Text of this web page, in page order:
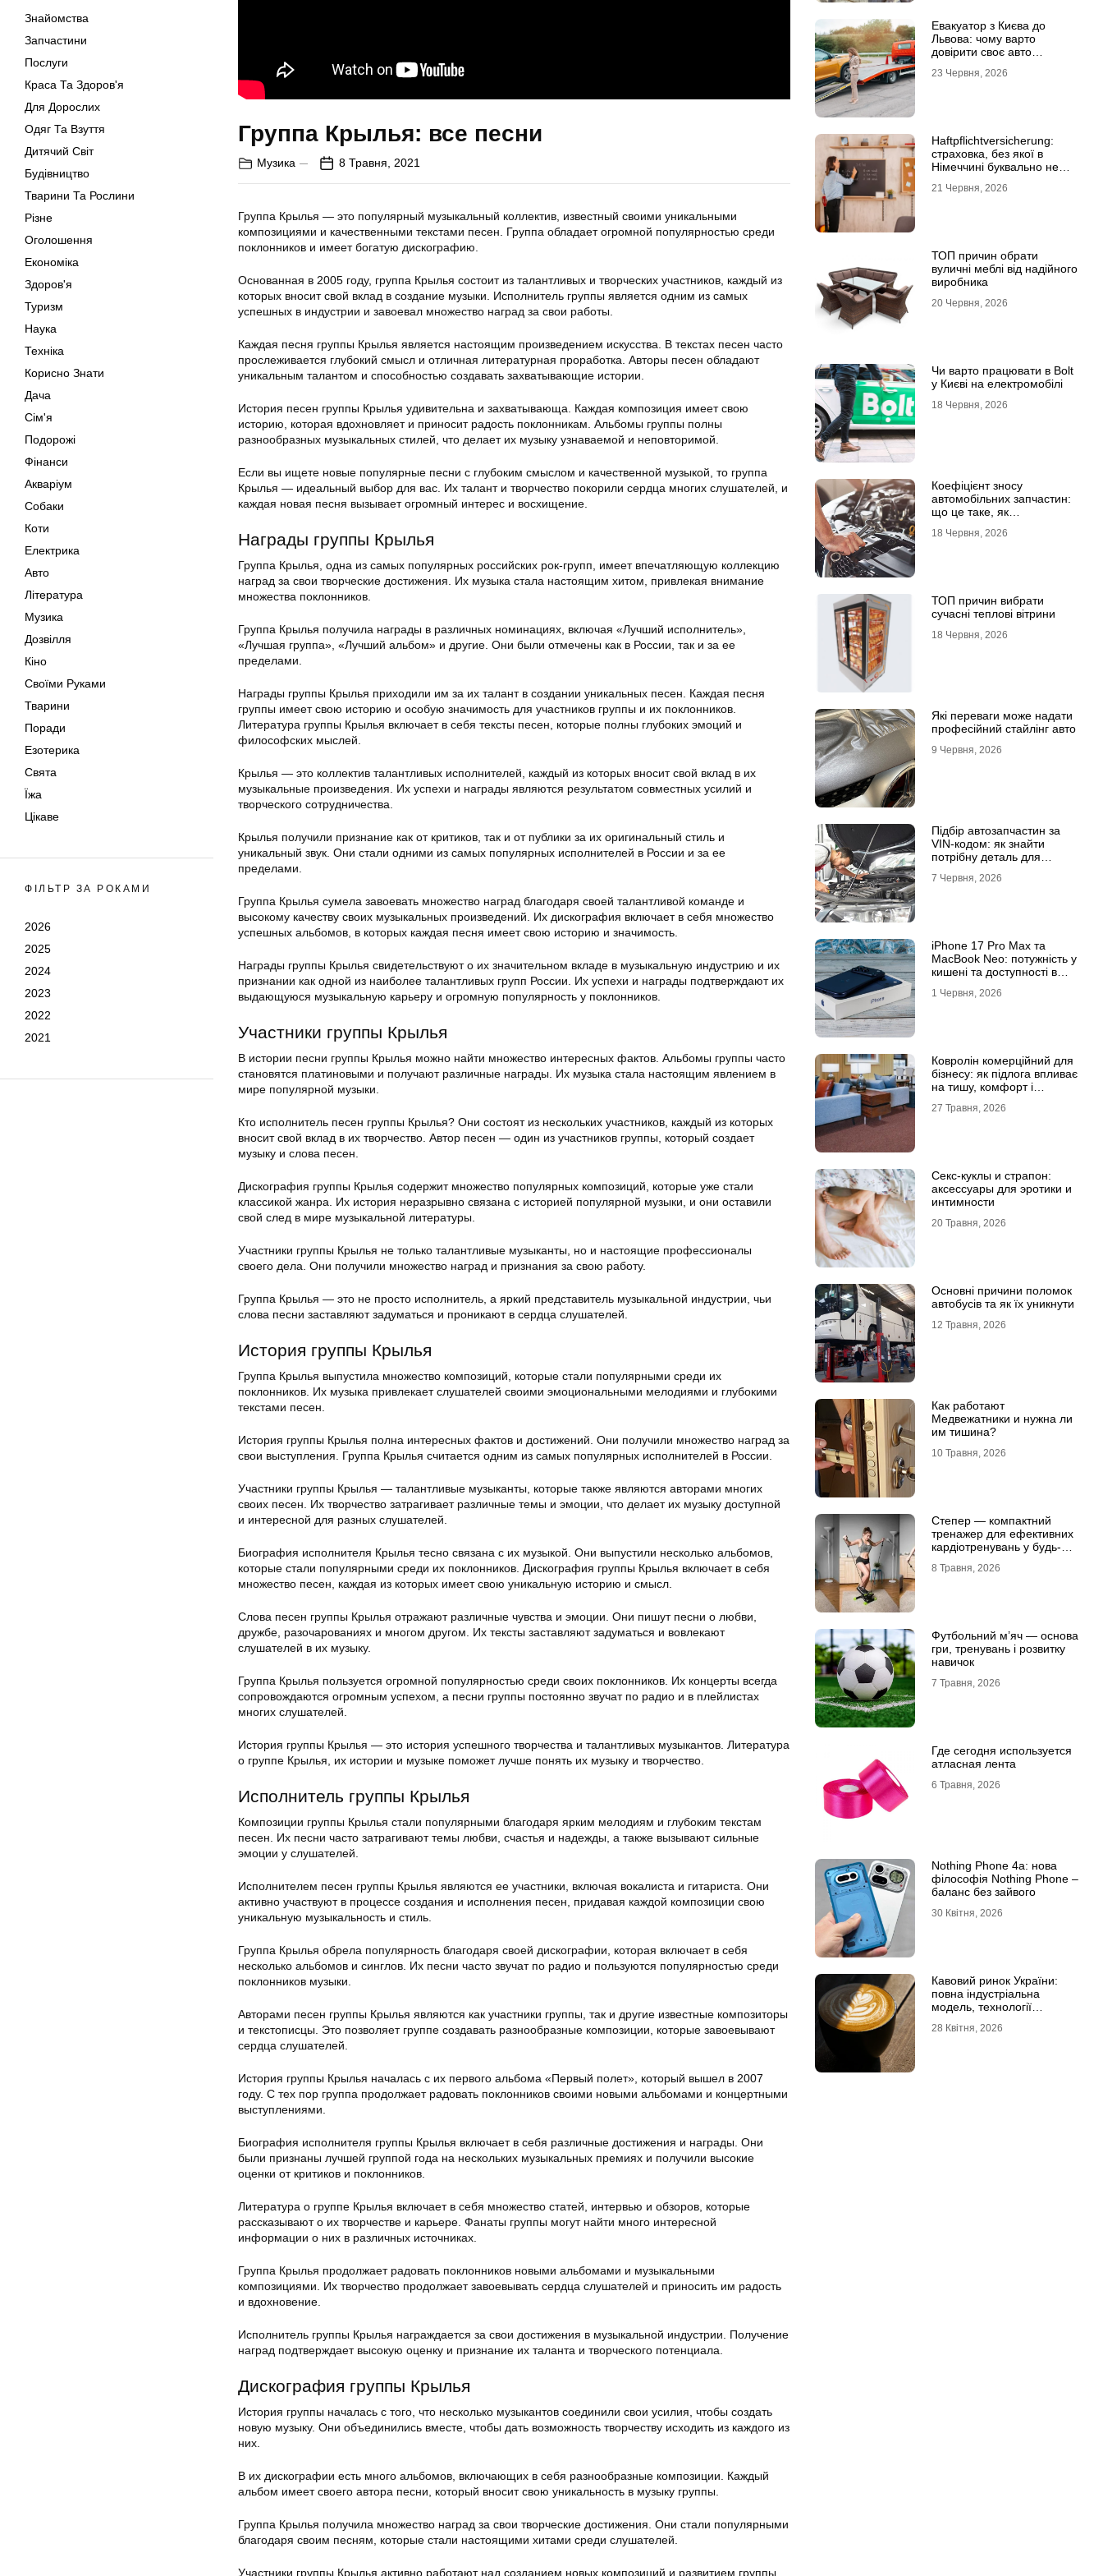
Знайомства
Запчастини
Послуги
Краса Та Здоров'я
Для Дорослих
Одяг Та Взуття
Дитячий Світ
Будівництво
Тварини Та Рослини
Різне
Оголошення
Економіка
Здоров'я
Туризм
Наука
Техніка
Корисно Знати
Дача
Сім'я
Подорожі
Фінанси
Акваріум
Собаки
Коти
Електрика
Авто
Література
Музика
Дозвілля
Кіно
Своїми Руками
Тварини
Поради
Езотерика
Свята
Їжа
Цікаве
ФІЛЬТР ЗА РОКАМИ
2026
2025
2024
2023
2022
2021
Группа Крылья: все песни
Музика 8 Травня, 2021
Группа Крылья — это популярный музыкальный коллектив, известный своими уникальными
композициями и качественными текстами песен. Группа обладает огромной популярностью среди
поклонников и имеет богатую дискографию.
Основанная в 2005 году, группа Крылья состоит из талантливых и творческих участников, каждый из
которых вносит свой вклад в создание музыки. Исполнитель группы является одним из самых
успешных в индустрии и завоевал множество наград за свои работы.
Каждая песня группы Крылья является настоящим произведением искусства. В текстах песен часто
прослеживается глубокий смысл и отличная литературная проработка. Авторы песен обладают
уникальным талантом и способностью создавать захватывающие истории.
История песен группы Крылья удивительна и захватывающа. Каждая композиция имеет свою
историю, которая вдохновляет и приносит радость поклонникам. Альбомы группы полны
разнообразных музыкальных стилей, что делает их музыку узнаваемой и неповторимой.
Если вы ищете новые популярные песни с глубоким смыслом и качественной музыкой, то группа
Крылья — идеальный выбор для вас. Их талант и творчество покорили сердца многих слушателей, и
каждая новая песня вызывает огромный интерес и восхищение.
Награды группы Крылья
Группа Крылья, одна из самых популярных российских рок-групп, имеет впечатляющую коллекцию
наград за свои творческие достижения. Их музыка стала настоящим хитом, привлекая внимание
множества поклонников.
Группа Крылья получила награды в различных номинациях, включая «Лучший исполнитель»,
«Лучшая группа», «Лучший альбом» и другие. Они были отмечены как в России, так и за ее
пределами.
Награды группы Крылья приходили им за их талант в создании уникальных песен. Каждая песня
группы имеет свою историю и особую значимость для участников группы и их поклонников.
Литература группы Крылья включает в себя тексты песен, которые полны глубоких эмоций и
философских мыслей.
Крылья — это коллектив талантливых исполнителей, каждый из которых вносит свой вклад в их
музыкальные произведения. Их успехи и награды являются результатом совместных усилий и
творческого сотрудничества.
Крылья получили признание как от критиков, так и от публики за их оригинальный стиль и
уникальный звук. Они стали одними из самых популярных исполнителей в России и за ее
пределами.
Группа Крылья сумела завоевать множество наград благодаря своей талантливой команде и
высокому качеству своих музыкальных произведений. Их дискография включает в себя множество
успешных альбомов, в которых каждая песня имеет свою историю и значимость.
Награды группы Крылья свидетельствуют о их значительном вкладе в музыкальную индустрию и их
признании как одной из наиболее талантливых групп России. Их успехи и награды подтверждают их
выдающуюся музыкальную карьеру и огромную популярность у поклонников.
Участники группы Крылья
В истории песни группы Крылья можно найти множество интересных фактов. Альбомы группы часто
становятся платиновыми и получают различные награды. Их музыка стала настоящим явлением в
мире популярной музыки.
Кто исполнитель песен группы Крылья? Они состоят из нескольких участников, каждый из которых
вносит свой вклад в их творчество. Автор песен — один из участников группы, который создает
музыку и слова песен.
Дискография группы Крылья содержит множество популярных композиций, которые уже стали
классикой жанра. Их история неразрывно связана с историей популярной музыки, и они оставили
свой след в мире музыкальной литературы.
Участники группы Крылья не только талантливые музыканты, но и настоящие профессионалы
своего дела. Они получили множество наград и признания за свою работу.
Группа Крылья — это не просто исполнитель, а яркий представитель музыкальной индустрии, чьи
слова песни заставляют задуматься и проникают в сердца слушателей.
История группы Крылья
Группа Крылья выпустила множество композиций, которые стали популярными среди их
поклонников. Их музыка привлекает слушателей своими эмоциональными мелодиями и глубокими
текстами песен.
История группы Крылья полна интересных фактов и достижений. Они получили множество наград за
свои выступления. Группа Крылья считается одним из самых популярных исполнителей в России.
Участники группы Крылья — талантливые музыканты, которые также являются авторами многих
своих песен. Их творчество затрагивает различные темы и эмоции, что делает их музыку доступной
и интересной для разных слушателей.
Биография исполнителя Крылья тесно связана с их музыкой. Они выпустили несколько альбомов,
которые стали популярными среди их поклонников. Дискография группы Крылья включает в себя
множество песен, каждая из которых имеет свою уникальную историю и смысл.
Слова песен группы Крылья отражают различные чувства и эмоции. Они пишут песни о любви,
дружбе, разочарованиях и многом другом. Их тексты заставляют задуматься и вовлекают
слушателей в их музыку.
Группа Крылья пользуется огромной популярностью среди своих поклонников. Их концерты всегда
сопровождаются огромным успехом, а песни группы постоянно звучат по радио и в плейлистах
многих слушателей.
История группы Крылья — это история успешного творчества и талантливых музыкантов. Литература
о группе Крылья, их истории и музыке поможет лучше понять их музыку и творчество.
Исполнитель группы Крылья
Композиции группы Крылья стали популярными благодаря ярким мелодиям и глубоким текстам
песен. Их песни часто затрагивают темы любви, счастья и надежды, а также вызывают сильные
эмоции у слушателей.
Исполнителем песен группы Крылья являются ее участники, включая вокалиста и гитариста. Они
активно участвуют в процессе создания и исполнения песен, придавая каждой композиции свою
уникальную музыкальность и стиль.
Группа Крылья обрела популярность благодаря своей дискографии, которая включает в себя
несколько альбомов и синглов. Их песни часто звучат по радио и пользуются популярностью среди
поклонников музыки.
Авторами песен группы Крылья являются как участники группы, так и другие известные композиторы
и текстописцы. Это позволяет группе создавать разнообразные композиции, которые завоевывают
сердца слушателей.
История группы Крылья началась с их первого альбома «Первый полет», который вышел в 2007
году. С тех пор группа продолжает радовать поклонников своими новыми альбомами и концертными
выступлениями.
Биография исполнителя группы Крылья включает в себя различные достижения и награды. Они
были признаны лучшей группой года на нескольких музыкальных премиях и получили высокие
оценки от критиков и поклонников.
Литература о группе Крылья включает в себя множество статей, интервью и обзоров, которые
рассказывают о их творчестве и карьере. Фанаты группы могут найти много интересной
информации о них в различных источниках.
Группа Крылья продолжает радовать поклонников новыми альбомами и музыкальными
композициями. Их творчество продолжает завоевывать сердца слушателей и приносить им радость
и вдохновение.
Исполнитель группы Крылья награждается за свои достижения в музыкальной индустрии. Получение
наград подтверждает высокую оценку и признание их таланта и творческого потенциала.
Дискография группы Крылья
История группы началась с того, что несколько музыкантов соединили свои усилия, чтобы создать
новую музыку. Они объединились вместе, чтобы дать возможность творчеству исходить из каждого из
них.
В их дискографии есть много альбомов, включающих в себя разнообразные композиции. Каждый
альбом имеет своего автора песни, который вносит свою уникальность в музыку группы.
Группа Крылья получила множество наград за свои творческие достижения. Они стали популярными
благодаря своим песням, которые стали настоящими хитами среди слушателей.
Участники группы Крылья активно работают над созданием новых композиций и развитием группы.
Евакуатор з Києва до
Львова: чому варто
довірити своє авто
23 Червня, 2026
Haftpflichtversicherung:
страховка, без якої в
Німеччині буквально не
21 Червня, 2026
ТОП причин обрати
вуличні меблі від надійного
виробника
20 Червня, 2026
Чи варто працювати в Bolt
у Києві на електромобілі
18 Червня, 2026
Коефіцієнт зносу
автомобільних запчастин:
що це таке, як
впливає на страхові
18 Червня, 2026
ТОП причин вибрати
сучасні теплові вітрини
18 Червня, 2026
Які переваги може надати
професійний стайлінг авто
9 Червня, 2026
Підбір автозапчастин за
VIN-кодом: як знайти
потрібну деталь для
7 Червня, 2026
iPhone 17 Pro Max та
MacBook Neo: потужність у
кишені та доступності в
1 Червня, 2026
Ковролін комерційний для
бізнесу: як підлога впливає
на тишу, комфорт і
27 Травня, 2026
Секс-куклы и страпон:
аксессуары для эротики и
интимности
20 Травня, 2026
Основні причини поломок
автобусів та як їх уникнути
12 Травня, 2026
Как работают
Медвежатники и нужна ли
им тишина?
10 Травня, 2026
Степер — компактний
тренажер для ефективних
кардіотренувань у будь-
8 Травня, 2026
Футбольний м’яч — основа
гри, тренувань і розвитку
навичок
7 Травня, 2026
Где сегодня используется
атласная лента
6 Травня, 2026
Nothing Phone 4a: нова
філософія Nothing Phone –
баланс без зайвого
30 Квітня, 2026
Кавовий ринок України:
повна індустріальна
модель, технології
споживчі тренди
28 Квітня, 2026